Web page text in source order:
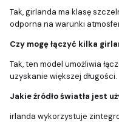
Tak, girlanda ma klasę
odporna na warunki
Czy mogę łączyć kilka
Tak, ten model umożliwia
uzyskanie większej długości.
Jakie źródło światła jest
irlanda wykorzystuje